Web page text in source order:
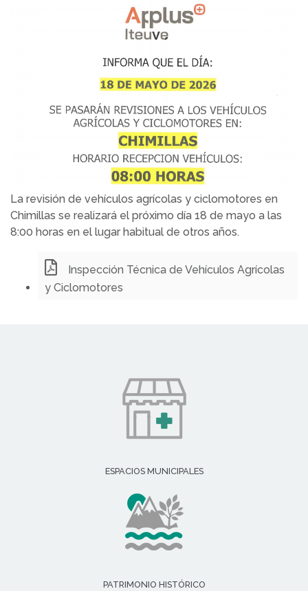
La revisión de vehículos agrícolas y ciclomotores en
Chimillas se realizará el próximo día 18 de mayo a las
8:00 horas en el lugar habitual de otros años.
Inspección Técnica de Vehículos Agrícolas
y Ciclomotores
ESPACIOS MUNICIPALES
PATRIMONIO HISTÓRICO